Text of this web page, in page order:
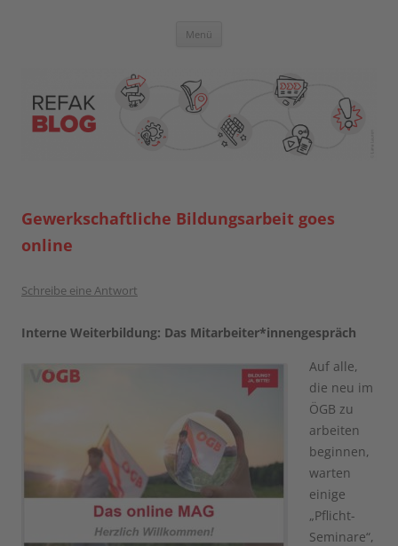
Blog der Referent:innen Akademie
Menü
Gewerkschaftliche Bildungsarbeit goes
online
Schreibe eine Antwort
Interne Weiterbildung: Das Mitarbeiter*innengespräch
Auf alle,
die neu im
ÖGB zu
arbeiten
beginnen,
warten
einige
„Pflicht-
Seminare“,